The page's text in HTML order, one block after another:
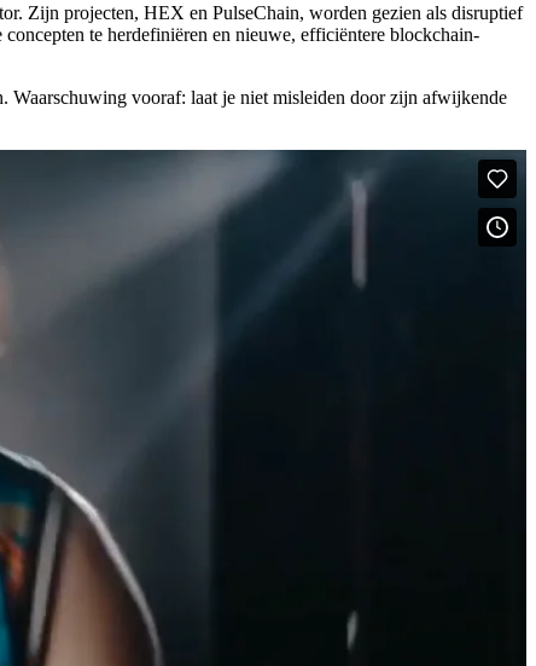
Zijn projecten, HEX en PulseChain, worden gezien als disruptief
te herdefiniëren en nieuwe, efficiëntere blockchain-
Waarschuwing vooraf: laat je niet misleiden door zijn afwijkende